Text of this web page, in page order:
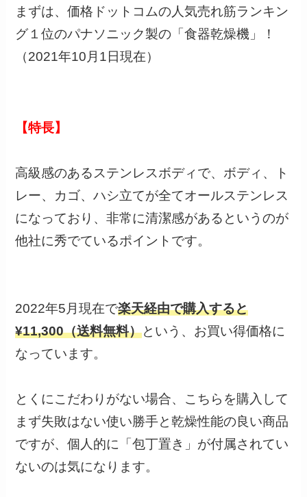
まずは、価格ドットコムの人気売れ筋ランキン
グ１位のパナソニック製の「食器乾燥機」！
（2021年10月1日現在）
【特長】
高級感のあるステンレスボディで、 ボディ、ト
レー、カゴ、ハシ立てが全てオールステンレス
になっており、非常に清潔感があるというのが
他社に秀でているポイントです。
2022年5月現在で楽天経由で購入すると
¥11,300（送料無料）という、お買い得価格に
なっています。
とくにこだわりがない場合、こちらを購入して
まず失敗はない使い勝手と乾燥性能の良い商品
ですが、個人的に「包丁置き」が付属されてい
ないのは気になります。